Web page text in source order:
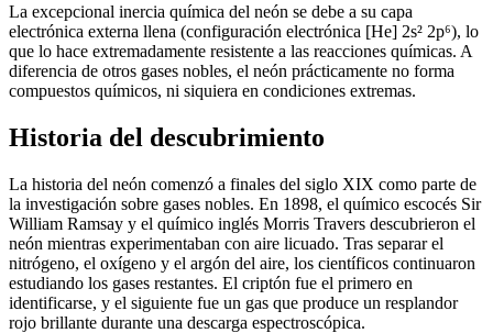
La excepcional inercia química del neón se debe a su capa
electrónica externa llena (configuración electrónica [He] 2s² 2p⁶), lo
que lo hace extremadamente resistente a las reacciones químicas. A
diferencia de otros gases nobles, el neón prácticamente no forma
compuestos químicos, ni siquiera en condiciones extremas.
Historia del descubrimiento
La historia del neón comenzó a finales del siglo XIX como parte de
la investigación sobre gases nobles. En 1898, el químico escocés Sir
William Ramsay y el químico inglés Morris Travers descubrieron el
neón mientras experimentaban con aire licuado. Tras separar el
nitrógeno, el oxígeno y el argón del aire, los científicos continuaron
estudiando los gases restantes. El criptón fue el primero en
identificarse, y el siguiente fue un gas que produce un resplandor
rojo brillante durante una descarga espectroscópica.